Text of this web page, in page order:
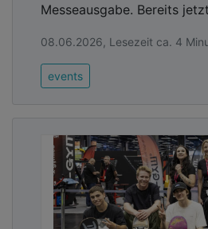
Messeausgabe. Bereits
08.06.2026, Lesezeit ca. 4
events